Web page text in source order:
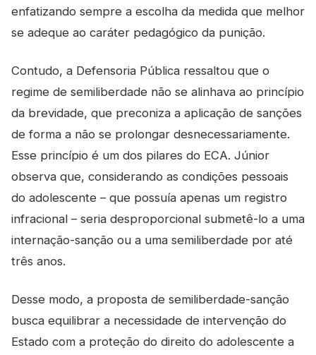
enfatizando sempre a escolha da medida que melhor
se adeque ao caráter pedagógico da punição.
Contudo, a Defensoria Pública ressaltou que o
regime de semiliberdade não se alinhava ao princípio
da brevidade, que preconiza a aplicação de sanções
de forma a não se prolongar desnecessariamente.
Esse princípio é um dos pilares do ECA. Júnior
observa que, considerando as condições pessoais
do adolescente – que possuía apenas um registro
infracional – seria desproporcional submetê-lo a uma
internação-sanção ou a uma semiliberdade por até
três anos.
Desse modo, a proposta de semiliberdade-sanção
busca equilibrar a necessidade de intervenção do
Estado com a proteção do direito do adolescente a